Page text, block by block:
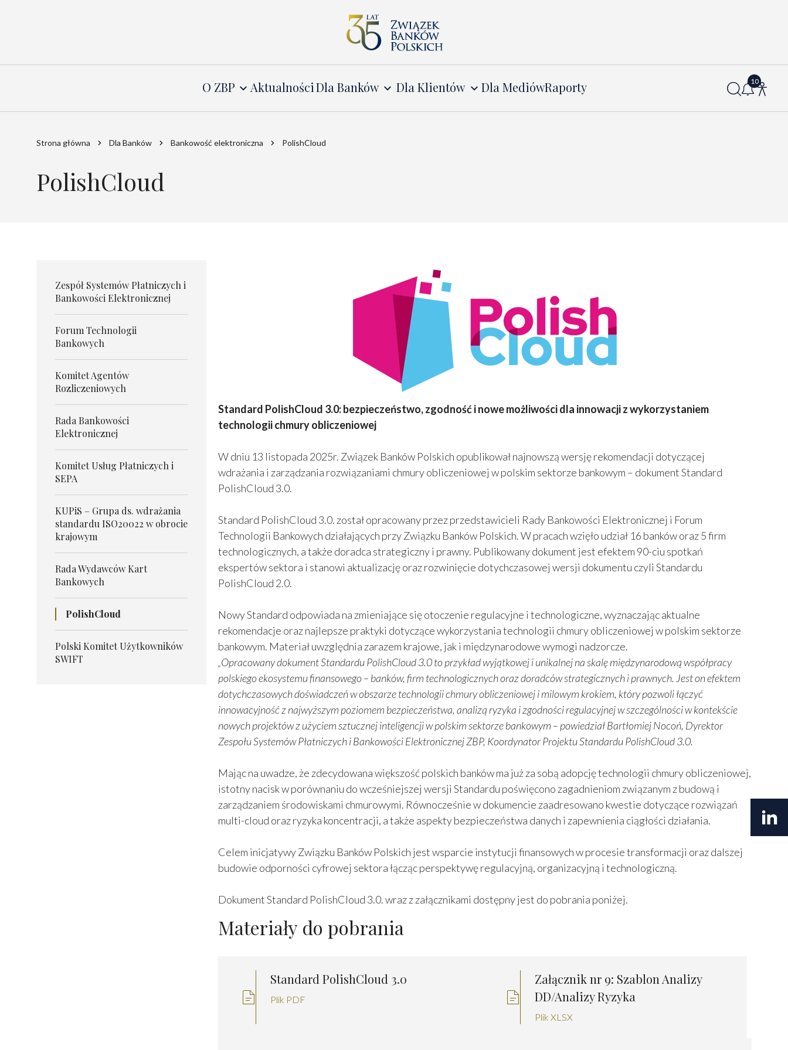
O ZBP AktualnościDla Banków Dla Klientów Dla MediówRaporty
Strona główna Dla Banków Bankowość elektroniczna PolishCloud
PolishCloud
Zespół Systemów Płatniczych i
Bankowości Elektronicznej
Forum Technologii
Bankowych
Komitet Agentów
Rozliczeniowych
Rada Bankowości
Elektronicznej
Komitet Usług Płatniczych i
SEPA
KUPiS – Grupa ds. wdrażania
standardu ISO20022 w obrocie
krajowym
Rada Wydawców Kart
Bankowych
PolishCloud
Polski Komitet Użytkowników
SWIFT
Standard PolishCloud 3.0: bezpieczeństwo, zgodność i nowe możliwości dla innowacji z wykorzystaniem
technologii chmury obliczeniowej
W dniu 13 listopada 2025r. Związek Banków Polskich opublikował najnowszą wersję rekomendacji dotyczącej
wdrażania i zarządzania rozwiązaniami chmury obliczeniowej w polskim sektorze bankowym – dokument Standard
PolishCloud 3.0.
Standard PolishCloud 3.0. został opracowany przez przedstawicieli Rady Bankowości Elektronicznej i Forum
Technologii Bankowych działających przy Związku Banków Polskich. W pracach wzięło udział 16 banków oraz 5 firm
technologicznych, a także doradca strategiczny i prawny. Publikowany dokument jest efektem 90-ciu spotkań
ekspertów sektora i stanowi aktualizację oraz rozwinięcie dotychczasowej wersji dokumentu czyli Standardu
PolishCloud 2.0.
Nowy Standard odpowiada na zmieniające się otoczenie regulacyjne i technologiczne, wyznaczając aktualne
rekomendacje oraz najlepsze praktyki dotyczące wykorzystania technologii chmury obliczeniowej w polskim sektorze
bankowym. Materiał uwzględnia zarazem krajowe, jak i międzynarodowe wymogi nadzorcze.
„Opracowany dokument Standardu PolishCloud 3.0 to przykład wyjątkoweji unikalnej na skalę międzynarodowąwspółpracy
polskiego ekosystemu finansowego – banków, firm technologicznych oraz doradców strategicznych i prawnych. Jest on efektem
dotychczasowych doświadczeń w obszarze technologii chmury obliczeniowej i milowym krokiem, który pozwoli łączyć
innowacyjność z najwyższym poziomem bezpieczeństwa, analizą ryzyka i zgodności regulacyjnej w szczególności w kontekście
nowych projektów z użyciem sztucznej inteligencji w polskim sektorze bankowym – powiedziałBartłomiej Nocoń, Dyrektor
Zespołu Systemów Płatniczych i Bankowości Elektronicznej ZBP, Koordynator Projektu Standardu PolishCloud 3.0.
Mając na uwadze, że zdecydowana większość polskich banków ma już za sobą adopcję technologii chmury obliczeniowej,
istotny nacisk w porównaniu do wcześniejszej wersji Standardu poświęcono zagadnieniom związanym z budową i
zarządzaniem środowiskami chmurowymi. Równocześnie w dokumencie zaadresowano kwestie dotyczące rozwiązań
multi-cloud oraz ryzyka koncentracji, a także aspekty bezpieczeństwa danych i zapewnienia ciągłości działania.
Celem inicjatywy Związku Banków Polskich jest wsparcie instytucji finansowych w procesie transformacji oraz dalszej
budowie odporności cyfrowej sektora łącząc perspektywę regulacyjną, organizacyjną i technologiczną.
Dokument Standard PolishCloud 3.0. wraz z załącznikami dostępny jest do pobrania poniżej.
Materiały do pobrania
Standard PolishCloud 3.0
Plik PDF
Załącznik nr 9: Szablon Analizy
DD/Analizy Ryzyka
Plik XLSX